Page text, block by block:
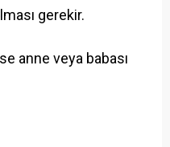
gerekir.
anne veya babası